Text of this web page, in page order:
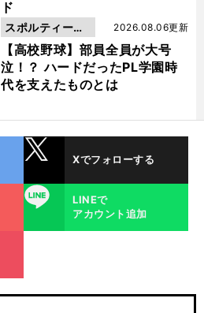
ド
【高校野球】部員全員が大号
泣！？ ハードだったPL学園時
代を支えたものとは
2026.08.06更新
スポルティーバ
動画
Xでフォローする
LINE
LINEで
アカウント追加